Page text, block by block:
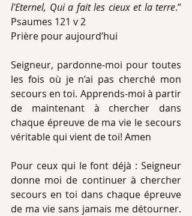
l'Eternel, Qui a fait les cieux et la terre.’’
Psaumes 121 v 2
Prière pour aujourd’hui
Seigneur, pardonne-moi pour toutes
les fois où je n’ai pas cherché mon
secours en toi. Apprends-moi à partir
de maintenant à chercher dans
chaque épreuve de ma vie le secours
véritable qui vient de toi! Amen
Pour ceux qui le font déjà : Seigneur
donne moi de continuer à chercher
secours en toi dans chaque épreuve
de ma vie sans jamais me détourner.